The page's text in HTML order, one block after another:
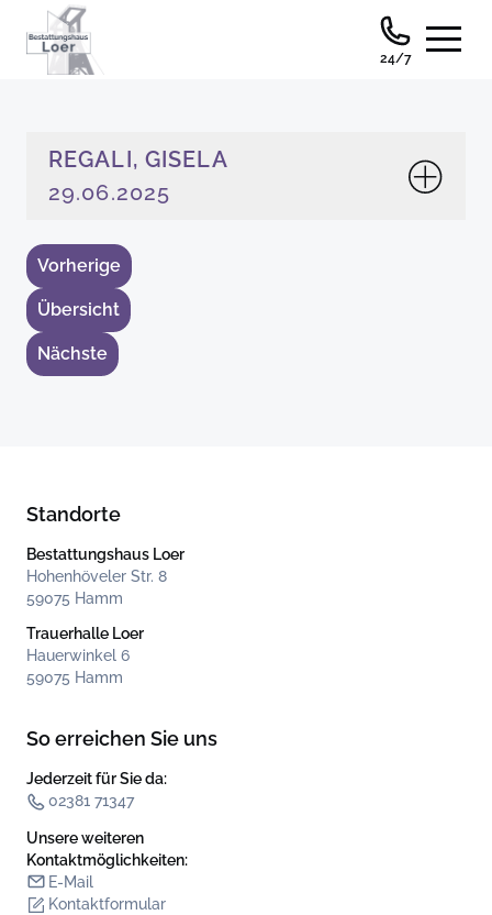
24/7
REGALI, GISELA
29.06.2025
Vorherige
Übersicht
Nächste
Standorte
Bestattungshaus Loer
Hohenhöveler Str. 8
59075 Hamm
Trauerhalle Loer
Hauerwinkel 6
59075 Hamm
So erreichen Sie uns
Jederzeit für Sie da:
02381 71347
Unsere weiteren
Kontakt­möglichkeiten:
E-Mail
Kontaktformular